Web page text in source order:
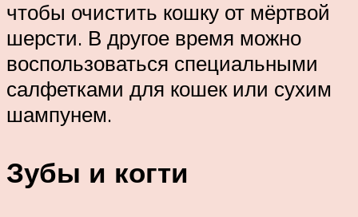
чтобы очистить кошку от мёртвой
шерсти. В другое время можно
воспользоваться специальными
салфетками для кошек или сухим
шампунем.
Зубы и когти